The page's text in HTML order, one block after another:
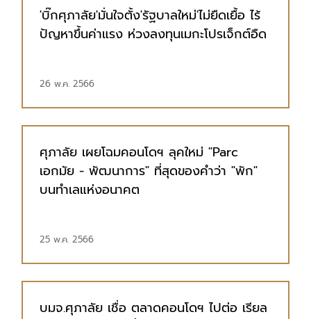
'บิ๊กศุภาลัย'มั่นใจตั้ง'รัฐบาลใหม่'ไม่ยืดเยื้อ ไร้
ปัญหาขึ้นค่าแรง ห่วงลงทุนเมกะโปรเจ็กต์อืด
26 พ.ค. 2566
ศุภาลัย เผยโฉมคอนโดฯ ลุคใหม่ "Parc
เอกมัย - พัฒนาการ" ที่สุดของคำว่า "พัก"
บนทำเลแห่งอนาคต
25 พ.ค. 2566
บมจ.ศุภาลัย เชื่อ ตลาดคอนโดฯ ไปต่อ เรียล